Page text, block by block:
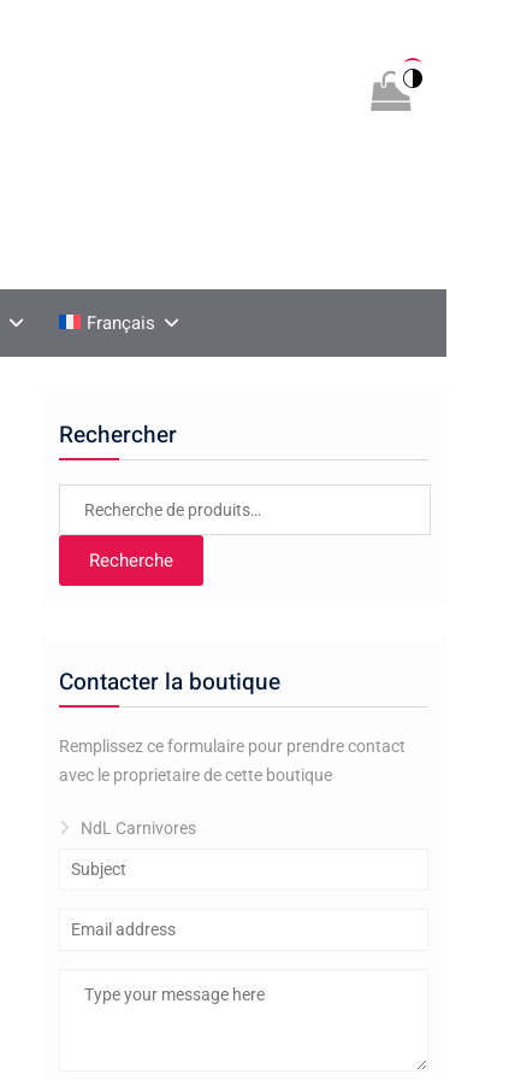
0
Français
Rechercher
Recherche
Contacter la boutique
Remplissez ce formulaire pour prendre contact
avec le proprietaire de cette boutique
NdL Carnivores